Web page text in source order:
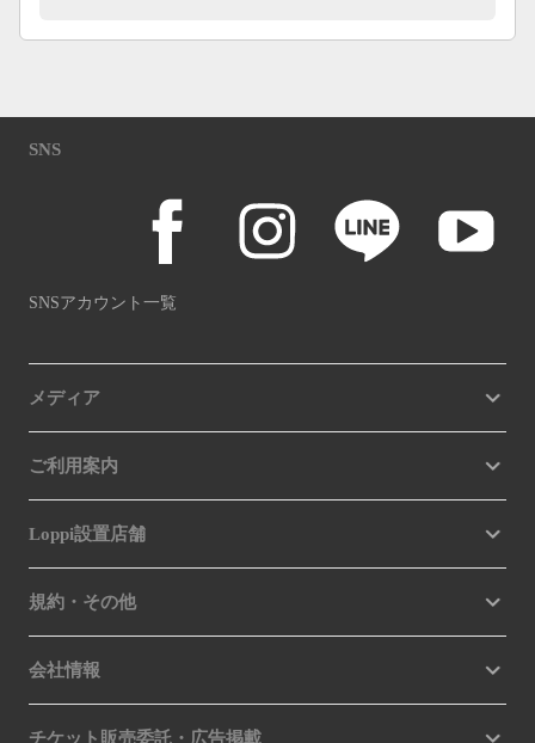
SNS
SNSアカウント一覧
メディア
ご利用案内
Loppi設置店舗
規約・その他
会社情報
チケット販売委託・広告掲載